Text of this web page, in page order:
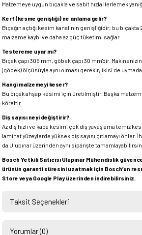
Malzemeye uygun bıçakla ve sabit hızla ilerlemek
Kerf (kesme genişliği) ne anlama gelir?
Bıçağın açtığı kesim kanalının genişliğidir; bu
malzeme kaybı ve daha az güç tüketimi sağlar.
Testereme uyar mı?
Bıçak çapı 305 mm, göbek çapı 30 mm'dir.
(göbek) ölçüsüyle aynı olması gerekir; ikisi de
Hangi malzemeyi keser?
Bu bıçak ahşap kesimi için üretilmiştir. Başka
köreltir.
Diş sayısı neyi değiştirir?
Az diş hızlı ve kaba kesim, çok diş yavaş ama temiz
laminat yüzeylerde yüksek diş sayısı çıtlamayı önler.
da Ulupınar üzerinden aynı siparişte
Bosch Yetkili Satıcısı Ulupınar Mühendislik
ürünün garanti süresini uzatmak için Bosch’un
Store veya Google Play üzerinden indirebilirsiniz.
Taksit Seçenekleri
Yorumlar (0)